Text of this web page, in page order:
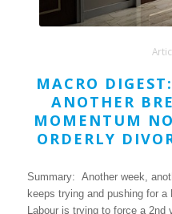
MACRO
ANOTHER
MOMENTUM
ORDERLY
Summary: Another week,
keeps trying and pushing for
Labour is trying to force a